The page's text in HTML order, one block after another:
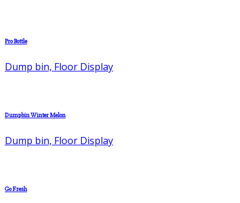
Pro Bottle
Dump bin, Floor Display
Dumpbin Winter Melon
Dump bin, Floor Display
Go Fresh